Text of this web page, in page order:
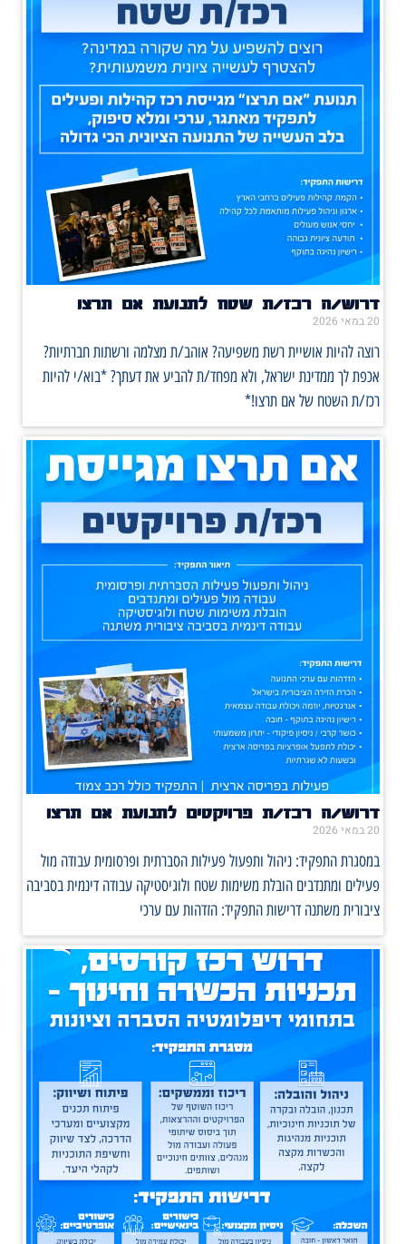
דרוש/ה רכז/ת שטח לתנועת אם תרצו
20 במאי 2026
רוצה להיות אושיית רשת משפיעה? אוהב/ת מצלמה ורשתות חברתיות?
אכפת לך ממדינת ישראל, ולא מפחד/ת להביע את דעתך? *בוא/י להיות
רכז/ת השטח של אם תרצו!*
דרוש/ה רכז/ת פרויקטים לתנועת אם תרצו
20 במאי 2026
במסגרת התפקיד: ניהול ותפעול פעילות הסברתית ופרסומית עבודה מול
פעילים ומתנדבים הובלת משימות שטח ולוגיסטיקה עבודה דינמית בסביבה
ציבורית משתנה דרישות התפקיד: הזדהות עם ערכי